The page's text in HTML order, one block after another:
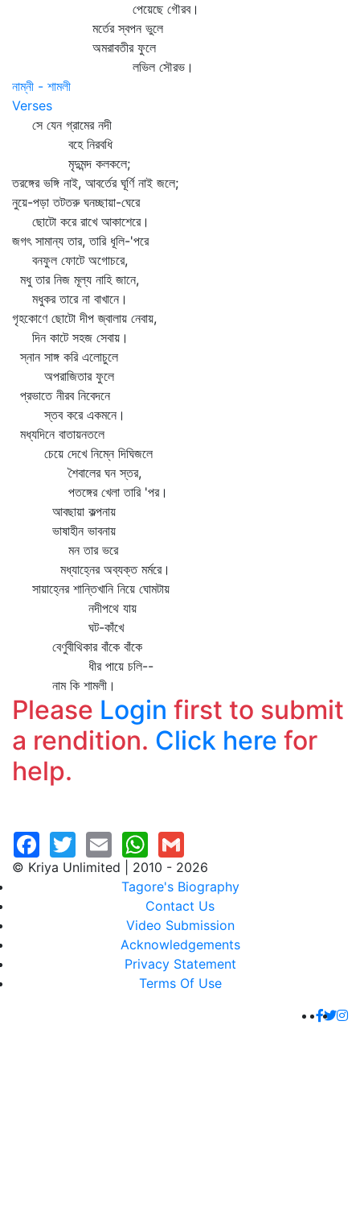
পেয়েছে গৌরব।
মর্তের স্বপন ভুলে
অমরাবতীর ফুলে
লভিল সৌরভ।
নাম্নী - শামলী
Verses
সে যেন গ্রামের নদী
বহে নিরবধি
মৃদুমন্দ কলকলে;
তরঙ্গের ভঙ্গি নাই, আবর্তের ঘূর্ণি নাই জলে;
নুয়ে-পড়া তটতরু ঘনচ্ছায়া-ঘেরে
ছোটো করে রাখে আকাশেরে।
জগৎ সামান্য তার, তারি ধূলি-'পরে
বনফুল ফোটে অগোচরে,
মধু তার নিজ মূল্য নাহি জানে,
মধুকর তারে না বাখানে।
গৃহকোণে ছোটো দীপ জ্বালায় নেবায়,
দিন কাটে সহজ সেবায়।
স্নান সাঙ্গ করি এলোচুলে
অপরাজিতার ফুলে
প্রভাতে নীরব নিবেদনে
স্তব করে একমনে।
মধ্যদিনে বাতায়নতলে
চেয়ে দেখে নিম্নে দিঘিজলে
শৈবালের ঘন স্তর,
পতঙ্গের খেলা তারি 'পর।
আবছায়া কল্পনায়
ভাষাহীন ভাবনায়
মন তার ভরে
মধ্যাহ্নের অব্যক্ত মর্মরে।
সায়াহ্নের শান্তিখানি নিয়ে ঘোমটায়
নদীপথে যায়
ঘট-কাঁখে
বেণুবীথিকার বাঁকে বাঁকে
ধীর পায়ে চলি--
নাম কি শামলী।
Please Login first to submit
a rendition. Click here for
help.
© Kriya Unlimited | 2010 - 2026
Tagore's Biography
Contact Us
Video Submission
Acknowledgements
Privacy Statement
Terms Of Use